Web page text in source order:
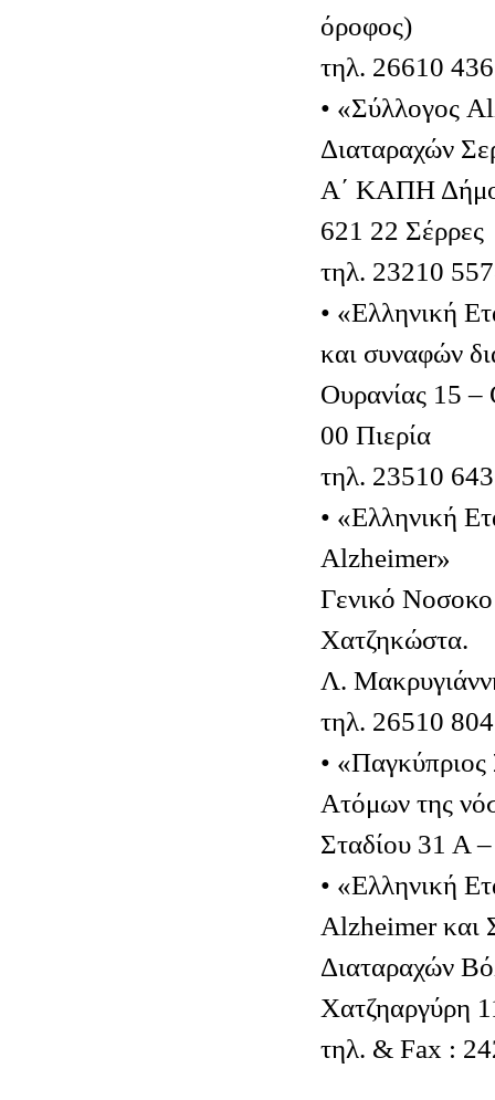
όροφος)
τηλ. 26610
• «Σύλλογος
Διαταραχών
Α΄ ΚΑΠΗ
621 22 Σέρρες
τηλ. 23210
• «Ελληνική
και συναφών
Ουρανίας 15
00 Πιερία
τηλ. 23510
• «Ελληνική
Alzheimer»
Γενικό
Χατζηκώστα.
Λ.
τηλ. 26510
• «Παγκύπριος
Ατόμων της
Σταδίου 31 Α
• «Ελληνική
Alzheimer και
Διαταραχών
Χατζηαργύρη
τηλ. & Fax :